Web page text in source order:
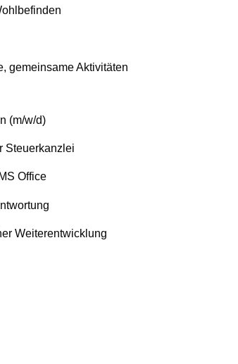
gemeinsame Aktivitäten
(m/w/d)
Steuerkanzlei
Office
Weiterentwicklung